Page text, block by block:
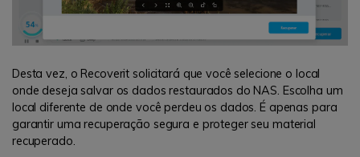
Desta vez, o Recoverit solicitará que você selecione o local
onde deseja salvar os dados restaurados do NAS. Escolha um
local diferente de onde você perdeu os dados. É apenas para
garantir uma recuperação segura e proteger seu material
recuperado.